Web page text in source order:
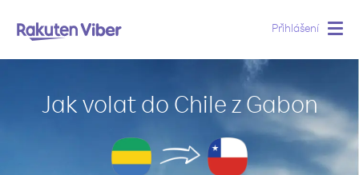
Přihlášení
Jak volat do Chile z Gabon